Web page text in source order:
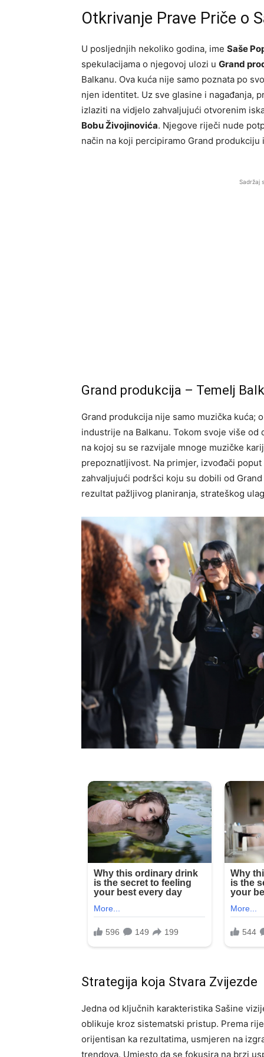
Otkrivanje Prave Priče o
U posljednjih nekoliko godina, ime Saše
spekulacijama o njegovoj ulozi u Grand
Balkanu. Ova kuća nije samo poznata po
njen identitet. Uz sve glasine i nagađanja,
izlaziti na vidjelo zahvaljujući otvorenim
Bobu Živojinovića. Njegove riječi nude
način na koji percipiramo Grand produkciju
Sadržaj
Grand produkcija – Temelj
Grand produkcija nije samo muzička kuća;
industrije na Balkanu. Tokom svoje više
na kojoj su se razvijale mnoge muzičke
prepoznatljivost. Na primjer, izvođači poput
zahvaljujući podršci koju su dobili od
rezultat pažljivog planiranja, strateškog
Strategija koja Stvara Zvijezde
Jedna od ključnih karakteristika Sašine
oblikuje kroz sistematski pristup. Prema
orijentisan ka rezultatima, usmjeren na
trendova. Umjesto da se fokusira na brzi